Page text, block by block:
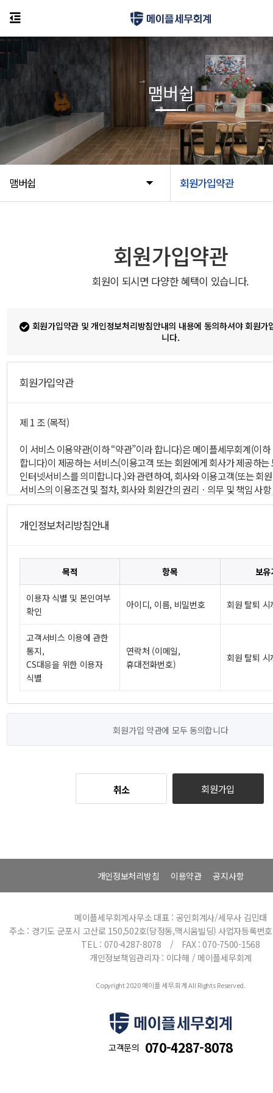
맴버쉽 회원가입약관
맴버쉽
회원가입약관
회원이 되시면 다양한 혜택이 있습니다.
회원가입약관 및 개인정보처리방침안내의 내용에 동의하셔야 회원가
니다.
회원가입약관
개인정보처리방침안내
목적 항목 보
이용자 식별 및 본인여부
확인
아이디, 이름, 비밀번호 회원 탈퇴 시
고객서비스 이용에 관한
통지,
CS대응을 위한 이용자
식별
연락처 (이메일,
휴대전화번호)
회원 탈퇴 시
회원가입 약관에 모두 동의합니다
취소 회원가입
개인정보처리방침 이용약관 공지사항
메이플세무회계사무소 대표 : 공인회계사/세무사 김민태
주소 : 경기도 군포시 고산로 150,502호(당정동,맥시움빌딩) 사업자등록번
TEL : 070-4287-8078 / FAX : 070-7500-1568
개인정보책임관리자 : 이다해 / 메이플세무회계
Copyright 2020 메이플 세무.회계 All Rights Reserved.
고객문의 070-4287-8078